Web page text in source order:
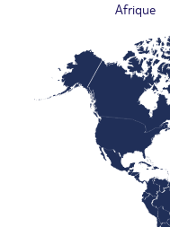
Afrique